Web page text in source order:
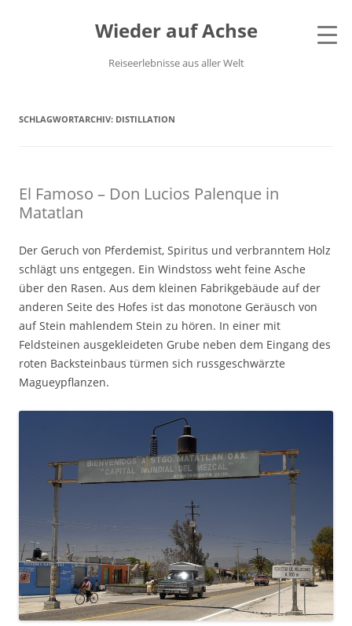
Wieder auf Achse
Reiseerlebnisse aus aller Welt
SCHLAGWORTARCHIV: DISTILLATION
El Famoso – Don Lucios Palenque in
Matatlan
Der Geruch von Pferdemist, Spiritus und verbranntem Holz
schlägt uns entgegen. Ein Windstoss weht feine Asche
über den Rasen. Aus dem kleinen Fabrikgebäude auf der
anderen Seite des Hofes ist das monotone Geräusch von
auf Stein mahlendem Stein zu hören. In einer mit
Feldsteinen ausgekleideten Grube neben dem Eingang des
roten Backsteinbaus türmen sich russgeschwärzte
Magueypflanzen.